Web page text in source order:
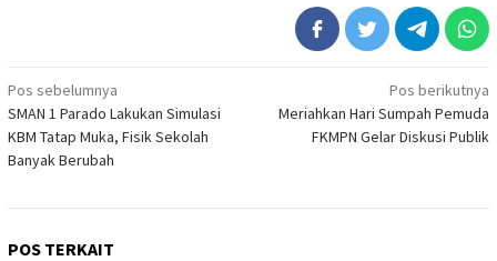
Navigasi
pos
Pos sebelumnya
SMAN 1 Parado Lakukan Simulasi
KBM Tatap Muka, Fisik Sekolah
Banyak Berubah
Pos berikutnya
Meriahkan Hari Sumpah Pemuda
FKMPN Gelar Diskusi Publik
POS TERKAIT